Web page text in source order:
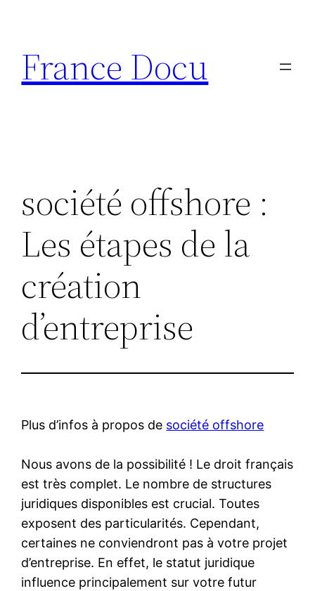
contenu
France Docu
société offshore :
Les étapes de la
création
d’entreprise
Plus d’infos à propos de société offshore
Nous avons de la possibilité ! Le droit français
est très complet. Le nombre de structures
juridiques disponibles est crucial. Toutes
exposent des particularités. Cependant,
certaines ne conviendront pas à votre projet
d’entreprise. En effet, le statut juridique
influence principalement sur votre futur